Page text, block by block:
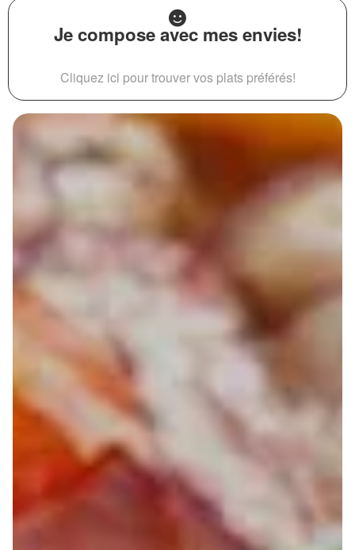
Je compose avec mes envies!
Cliquez ici pour trouver vos plats préférés!